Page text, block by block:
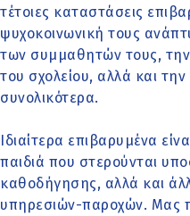
τέτοιες καταστάσεις
ψυχοκοινωνική τους
των συμμαθητών τους, την
του σχολείου, αλλά και την
συνολικότερα.
Ιδιαίτερα επιβαρυμένα
παιδιά που στερούνται
καθοδήγησης, αλλά και
υπηρεσιών-παροχών. Μας